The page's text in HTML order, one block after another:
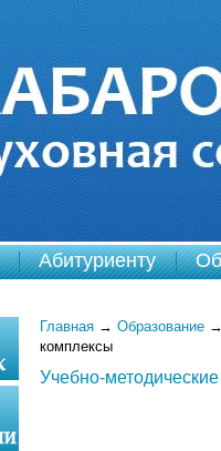
Абитуриенту
Главная → Образование
комплексы
Учебно-